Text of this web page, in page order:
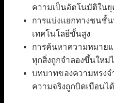
ความเป็นอัตโนมัติใน
การแบ่งแยกทางชนชั้
เทคโนโลยีขั้นสูง
การค้นหาความหมาย
ทุกสิ่งถูกจำลองขึ้นใหม่
บทบาทของความทรง
ความจริงถูกบิดเบือนไ